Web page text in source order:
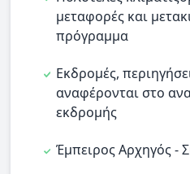
μεταφορές και
πρόγραμμα
Εκδρομές,
αναφέρονται στο
εκδρομής
Έμπειρος Αρχηγός -